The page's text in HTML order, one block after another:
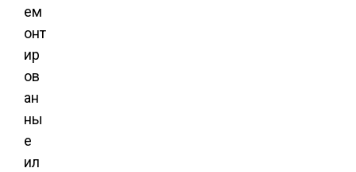
ем
онт
ир
ов
ан
ны
е
ил